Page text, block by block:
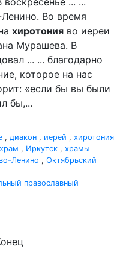
Во время
хиротония во иереи
Мурашева. В
... ... благодарно
которое на нас
«если бы вы были
бы,...
, диакон , иерей , хиротония
храм , Иркутск , храмы
Ленино , Октябрьский
православный